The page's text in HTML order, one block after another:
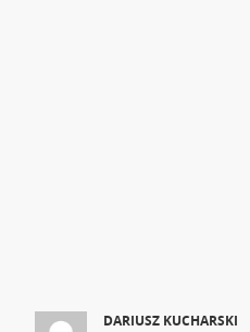
DARIUSZ KUCHARSKI